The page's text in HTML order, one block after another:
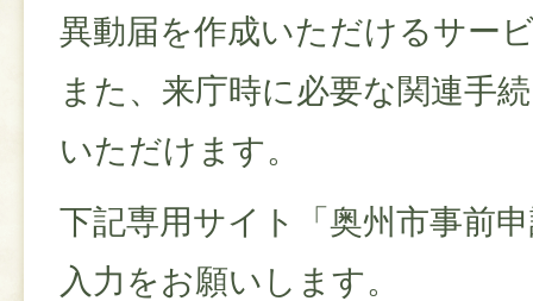
異動届を作成いただけるサー
また、来庁時に必要な関連手
いただけます。
下記専用サイト「奥州市事前
入力をお願いします。